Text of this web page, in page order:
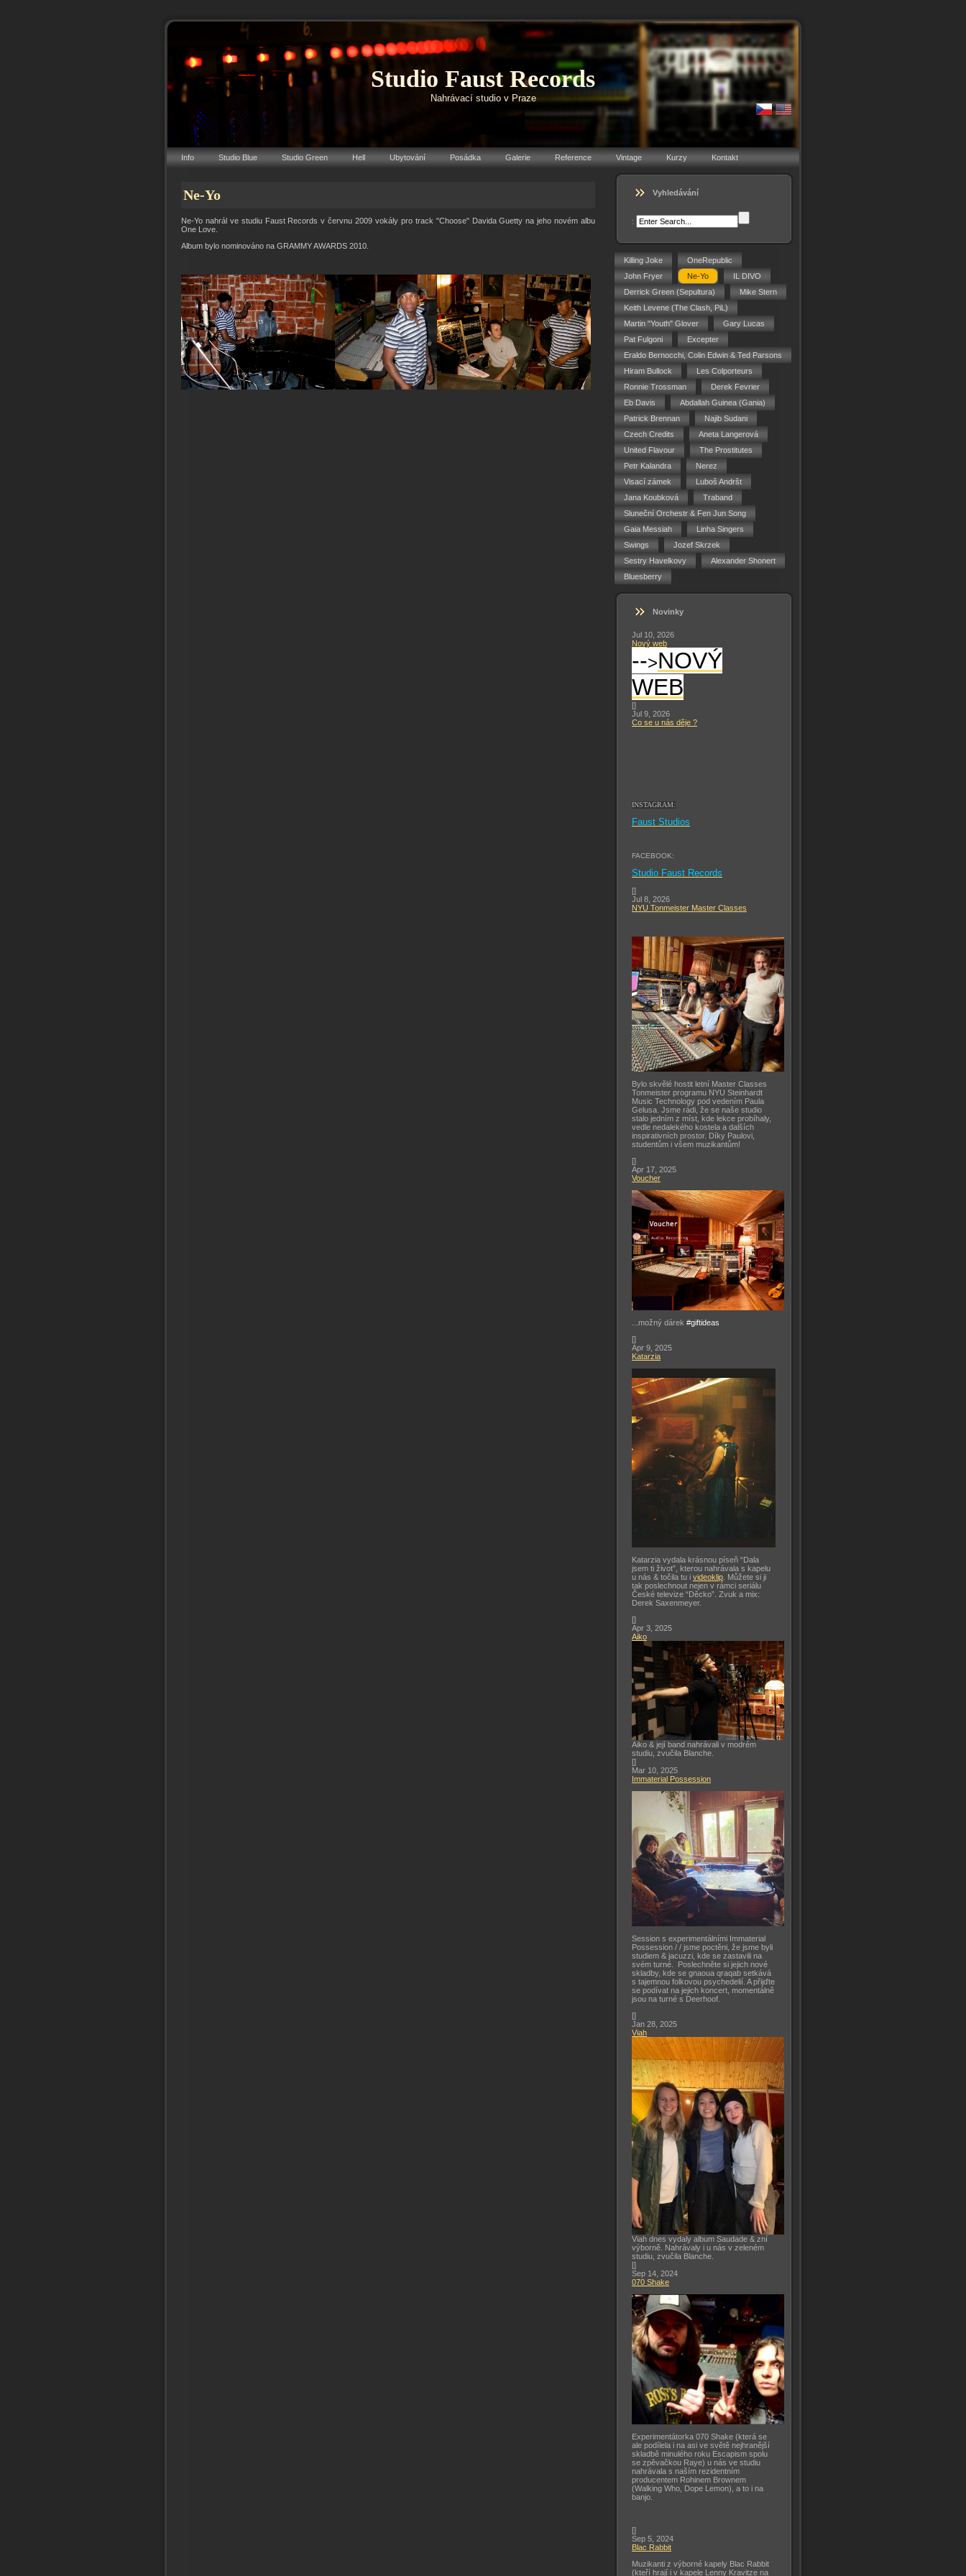
Studio Faust Records
Nahrávací studio v Praze
Info Studio Blue Studio Green Hell Ubytování Posádka Galerie Reference Vintage Kurzy Kontakt
Ne-Yo
Ne-Yo nahrál ve studiu Faust Records v červnu 2009 vokály pro track "Choose" Davida Guetty na jeho novém albu
One Love.
Album bylo nominováno na GRAMMY AWARDS 2010.
Vyhledávání
:
Killing Joke
OneRepublic
John Fryer
Ne-Yo
IL DIVO
Derrick Green (Sepultura)
Mike Stern
Keith Levene (The Clash, PiL)
Martin "Youth" Glover
Gary Lucas
Pat Fulgoni
Excepter
Eraldo Bernocchi, Colin Edwin & Ted Parsons
Hiram Bullock
Les Colporteurs
Ronnie Trossman
Derek Fevrier
Eb Davis
Abdallah Guinea (Gania)
Patrick Brennan
Najib Sudani
Czech Credits
Aneta Langerová
United Flavour
The Prostitutes
Petr Kalandra
Nerez
Visací zámek
Luboš Andršt
Jana Koubková
Traband
Sluneční Orchestr & Fen Jun Song
Gaia Messiah
Linha Singers
Swings
Jozef Skrzek
Sestry Havelkovy
Alexander Shonert
Bluesberry
Novinky
Jul 10, 2026
Nový web
-->NOVÝ
WEB
[]
Jul 9, 2026
Co se u nás děje ?
INSTAGRAM:
Faust Studios
FACEBOOK:
Studio Faust Records
[]
Jul 8, 2026
NYU Tonmeister Master Classes
Bylo skvělé hostit letní Master Classes
Tonmeister programu NYU Steinhardt
Music Technology pod vedením Paula
Gelusa. Jsme rádi, že se naše studio
stalo jedním z míst, kde lekce probíhaly,
vedle nedalekého kostela a dalších
inspirativních prostor. Díky Paulovi,
studentům i všem muzikantům!
[]
Apr 17, 2025
Voucher
...možný dárek #giftideas
[]
Apr 9, 2025
Katarzia
Katarzia vydala krásnou píseň “Dala
jsem ti život”, kterou nahrávala s kapelu
u nás & točila tu i videoklip . Můžete si ji
tak poslechnout nejen v rámci seriálu
České televize “Děcko”. Zvuk a mix:
Derek Saxenmeyer.
[]
Apr 3, 2025
Aiko
Aiko & její band nahrávali v modrém
studiu, zvučila Blanche.
[]
Mar 10, 2025
Immaterial Possession
Session s experimentálními Immaterial
Possession / / jsme poctěni, že jsme byli
studiem & jacuzzi, kde se zastavili na
svém turné. Poslechněte si jejich nové
skladby, kde se gnaoua qraqab setkává
s tajemnou folkovou psychedelií. A přijďte
se podívat na jejich koncert, momentálně
jsou na turné s Deerhoof.
[]
Jan 28, 2025
Viah
Viah dnes vydaly album Saudade & zní
výborně. Nahrávaly i u nás v zeleném
studiu, zvučila Blanche.
[]
Sep 14, 2024
070 Shake
Experimentátorka 070 Shake (která se
ale podílela i na asi ve světě nejhranější
skladbě minulého roku Escapism spolu
se zpěvačkou Raye) u nás ve studiu
nahrávala s naším rezidentním
producentem Rohinem Brownem
(Walking Who, Dope Lemon), a to i na
banjo.
[]
Sep 5, 2024
Blac Rabbit
Muzikanti z výborné kapely Blac Rabbit
(kteří hrají i v kapele Lenny Kravitze na